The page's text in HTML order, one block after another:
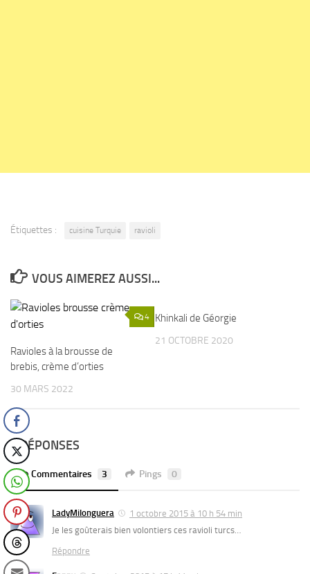
Étiquettes : cuisine Turquie ravioli
VOUS AIMEREZ AUSSI...
4
Ravioles à la brousse de
brebis, crème d’orties
30 MARS 2022
Khinkali de Géorgie
21 OCTOBRE 2020
3 RÉPONSES
Commentaires 3 Pings 0
LadyMilonguera
1 octobre 2015 à 10 h 54 min
Je les goûterais bien volontiers ces ravioli turcs…
Répondre